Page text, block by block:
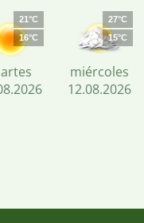
21°C
16°C
27°C
15°C
miércoles
12.08.2026